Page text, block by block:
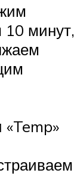
10 минут,
«Temp»